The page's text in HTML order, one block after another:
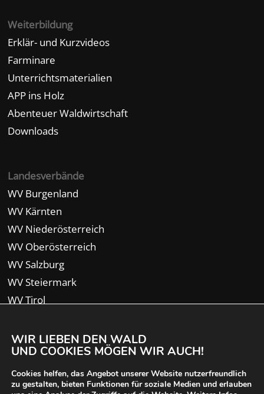
Weiterbildung
Erklär- und Kurzvideos
Farminare
Unterrichtsmaterialien
APP ins Holz
Abenteuer Waldwirtschaft
Downloads
Landesverbände
WV Burgenland
WV Kärnten
WV Niederösterreich
WV Oberösterreich
WV Salzburg
WV Steiermark
WV Tirol
WIR LIEBEN DEN WALD
UND COOKIES MÖGEN WIR AUCH!
Cookies helfen, das Angebot unserer Website nutzerfreundlich
zu gestalten, bieten Funktionen für soziale Medien und erlauben